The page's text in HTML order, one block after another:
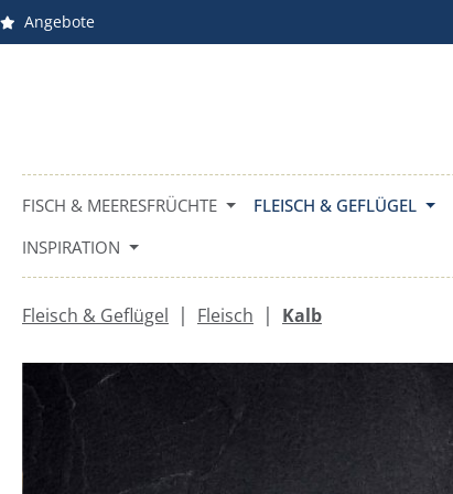
Hauptinhalt springen
Zur Suche springen
Zur Hauptnavigation springen
Angebote
FISCH & MEERESFRÜCHTE FLEISCH & GEFLÜGEL
INSPIRATION
Fleisch & Geflügel | Fleisch | Kalb
Bildergalerie überspringen